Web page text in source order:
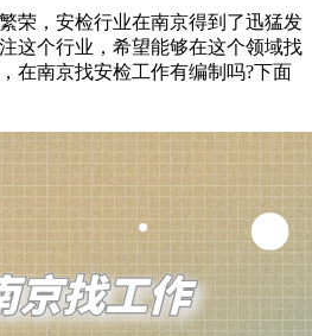
荣，安检行业在南京得到了迅猛发
这个行业，希望能够在这个领域找
在南京找安检工作有编制吗?下面